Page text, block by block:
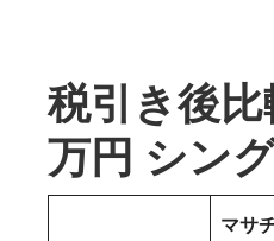
税引き後
万円 シン
マサ